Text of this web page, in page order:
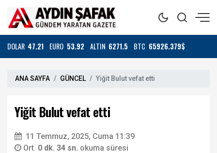
DOLAR 47.21 EURO 53.92 ALTIN 6271.5 BTC 65926.379$
ANA SAYFA GÜNCEL Yiğit Bulut vefat etti
Yiğit Bulut vefat etti
11 Temmuz, 2025, Cuma 11:39
Ort. 0 dk. 34 sn. okuma süresi